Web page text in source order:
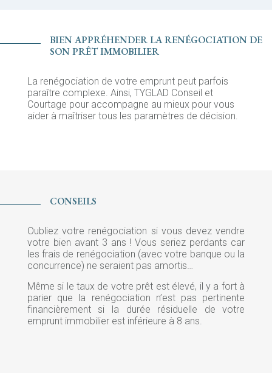
BIEN APPRÉHENDER LA RENÉGOCIATION DE
SON PRÊT IMMOBILIER
La renégociation de votre emprunt peut parfois
paraître complexe. Ainsi, TYGLAD Conseil et
Courtage pour accompagne au mieux pour vous
aider à maîtriser tous les paramètres de décision.
CONSEILS
Oubliez votre renégociation si vous devez vendre
votre bien avant 3 ans ! Vous seriez perdants car
les frais de renégociation (avec votre banque ou la
concurrence) ne seraient pas amortis…
Même si le taux de votre prêt est élevé, il y a fort à
parier que la renégociation n’est pas pertinente
financièrement si la durée résiduelle de votre
emprunt immobilier est inférieure à 8 ans.